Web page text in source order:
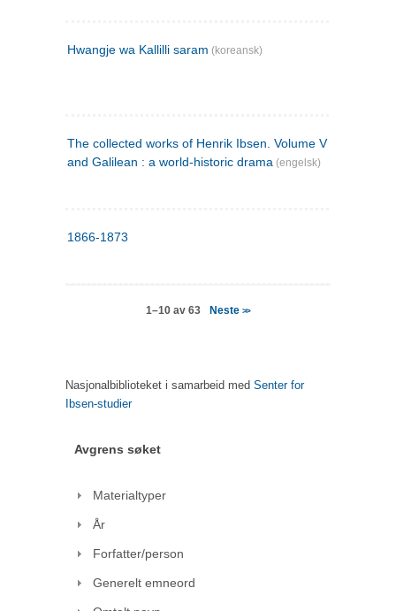
Hwangje wa Kallilli saram (koreansk)
The collected works of Henrik Ibsen. Volume V : Emperor
and Galilean : a world-historic drama (engelsk)
1866-1873
1–10 av 63 Neste>>
Nasjonalbiblioteket i samarbeid med Senter for
Ibsen-studier
Avgrens søket
Materialtyper
År
Forfatter/person
Generelt emneord